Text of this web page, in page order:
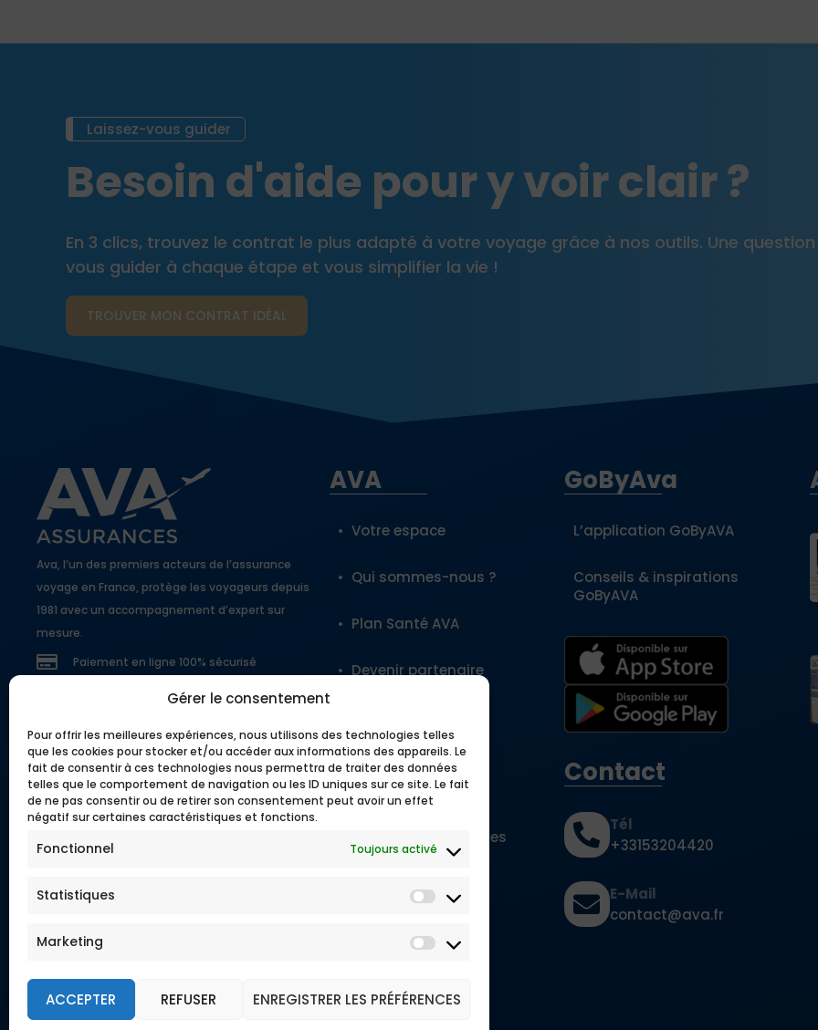
Gérer le consentement
Pour offrir les meilleures expériences, nous utilisons des technologies telles
que les cookies pour stocker et/ou accéder aux informations des appareils. Le
fait de consentir à ces technologies nous permettra de traiter des données
telles que le comportement de navigation ou les ID uniques sur ce site. Le fait
de ne pas consentir ou de retirer son consentement peut avoir un effet
négatif sur certaines caractéristiques et fonctions.
Fonctionnel Toujours activé
Statistiques
Marketing
ACCEPTER REFUSER ENREGISTRER LES PRÉFÉRENCES
Laissez-vous guider
Besoin d'aide pour y voir clair ?
En 3 clics, trouvez le contrat le plus adapté à votre voyage grâce à nos outils. Une
vous guider à chaque étape et vous simplifier la vie !
TROUVER MON CONTRAT​ IDÉAL
Ava, l’un des premiers acteurs de l’assurance
voyage en France, protège les voyageurs depuis
1981 avec un accompagnement d’expert sur
mesure.
Paiement en ligne 100% sécurisé
AVA
Votre espace
Qui sommes-nous ?
Plan Santé AVA
Devenir partenaire
Nos outils
Lexique
Questions fréquentes
GoByAva
L’application GoByAVA
Conseils & inspirations
GoByAVA
Contact
Tél
+33153204420
E-Mail
contact@ava.fr